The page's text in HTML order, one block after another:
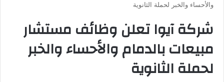
والأحساء والخبر لحملة الثانوية
شركة آيوا تعلن وظائف مستشار
مبيعات بالدمام والأحساء والخبر
لحملة الثانوية